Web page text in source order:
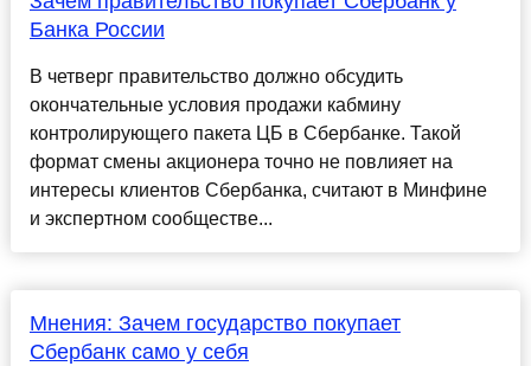
Банка России
В четверг правительство должно обсудить
окончательные условия продажи кабмину
контролирующего пакета ЦБ в Сбербанке. Такой
формат смены акционера точно не повлияет на
интересы клиентов Сбербанка, считают в Минфине
и экспертном сообществе...
Мнения: Зачем государство покупает
Сбербанк само у себя